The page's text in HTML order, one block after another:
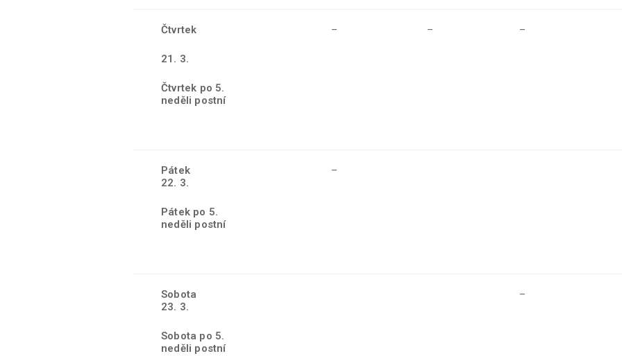
Čtvrtek
21. 3.
Čtvrtek po 5.
neděli postní
– – –
Pátek
22. 3.
Pátek po 5.
neděli postní
–
Sobota
23. 3.
Sobota po 5.
neděli postní
–